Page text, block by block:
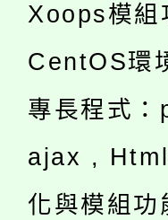
Xoops模組
CentOS環
專長程式
ajax ,
化與模組功